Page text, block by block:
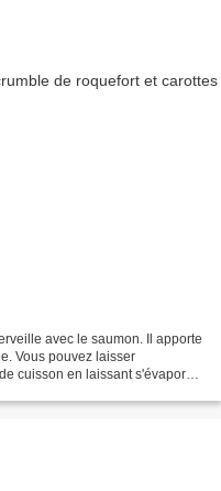
avec le saumon. Il apporte
Vous pouvez laisser
cuisson en laissant s'évaporer